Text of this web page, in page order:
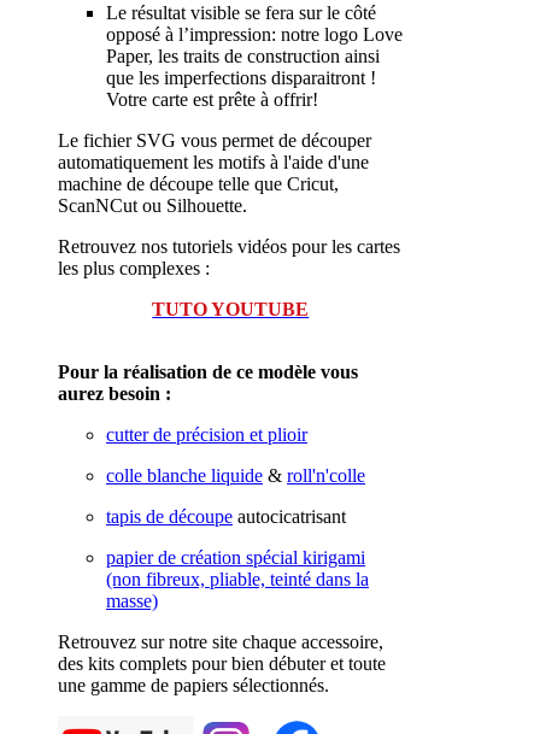
Le résultat visible se fera sur le côté
opposé à l’impression: notre logo Love
Paper, les traits de construction ainsi
que les imperfections disparaitront !
Votre carte est prête à offrir!
Le fichier SVG vous permet de découper
automatiquement les motifs à l'aide d'une
machine de découpe telle que Cricut,
ScanNCut ou Silhouette.
Retrouvez nos tutoriels vidéos pour les cartes
les plus complexes :
TUTO YOUTUBE
Pour la réalisation de ce modèle vous
aurez besoin :
cutter de précision et plioir
colle blanche liquide & roll'n'colle
tapis de découpe autocicatrisant
papier de création spécial kirigami
(non fibreux, pliable, teinté dans la
masse)
Retrouvez sur notre site chaque accessoire,
des kits complets pour bien débuter et toute
une gamme de papiers sélectionnés.